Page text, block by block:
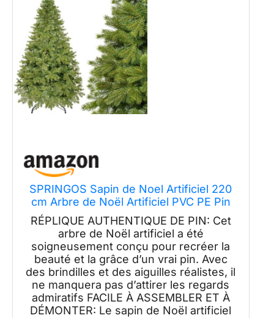
SPRINGOS Sapin de Noel Artificiel 220
cm Arbre de Noël Artificiel PVC PE Pin
Naturel
RÉPLIQUE AUTHENTIQUE DE PIN: Cet
arbre de Noël artificiel a été
soigneusement conçu pour recréer la
beauté et la grâce d’un vrai pin. Avec
des brindilles et des aiguilles réalistes, il
ne manquera pas d’attirer les regards
admiratifs FACILE À ASSEMBLER ET À
DÉMONTER: Le sapin de Noël artificiel